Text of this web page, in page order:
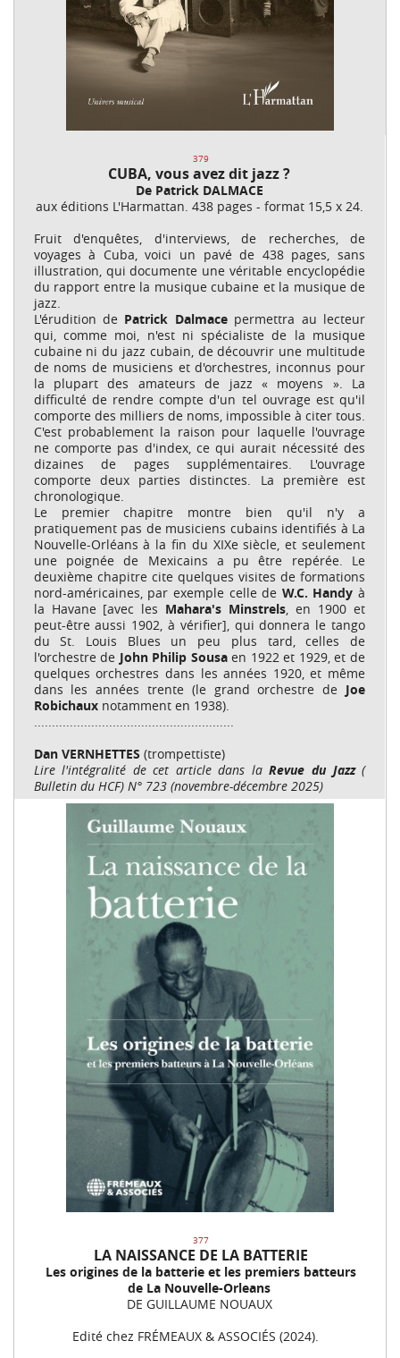
379
CUBA, vous avez dit jazz ?
De Patrick DALMACE
aux éditions L'Harmattan. 438 pages - format 15,5 x 24.
Fruit d'enquêtes, d'interviews, de recherches, de
voyages à Cuba, voici un pavé de 438 pages, sans
illustration, qui documente une véritable encyclopédie
du rapport entre la musique cubaine et la musique de
jazz.
L'érudition de Patrick Dalmacepermettra au lecteur
qui, comme moi, n'est ni spécialiste de la musique
cubaine ni du jazz cubain, de découvrir une multitude
de noms de musiciens et d'orchestres, inconnus pour
la plupart des amateurs de jazz « moyens ». La
difficulté de rendre compte d'un tel ouvrage est qu'il
comporte des milliers de noms, impossible à citer tous.
C'est probablement la raison pour laquelle l'ouvrage
ne comporte pas d'index, ce qui aurait nécessité des
dizaines de pages supplémentaires. L'ouvrage
comporte deux parties distinctes. La première est
chronologique.
Le premier chapitre montre bien qu'il n'y a
pratiquement pas de musiciens cubains identifiés à La
Nouvelle-Orléans à la fin du XIXe siècle, et seulement
une poignée de Mexicains a pu être repérée. Le
deuxième chapitre cite quelques visites de formations
nord-américaines, par exemple celle de W.C. Handy à
la Havane [avec les Mahara's Minstrels , en 1900 et
peut-être aussi 1902, à vérifier], qui donnera le tango
du St. Louis Blues un peu plus tard, celles de
l'orchestre de John Philip Sousaen 1922 et 1929, et de
quelques orchestres dans les années 1920, et même
dans les années trente (le grand orchestre de Joe
Robichauxnotamment en 1938).
Dan VERNHETTES (trompettiste)
Lire l'intégralité de cet article dans laRevue du Jazz(
Bulletin du HCF) N° 723 (novembre-décembre 2025)
377
LA NAISSANCE DE LA BATTERIE
Les origines de la batterie et les premiers batteurs
de La Nouvelle-Orleans
DE GUILLAUME NOUAUX
Edité chez FRÉMEAUX & ASSOCIÉS (2024).